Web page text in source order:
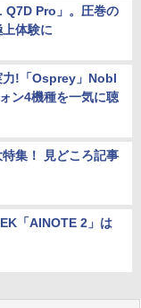
Q7D Pro」。圧巻の
体験に
力!「Osprey」Nobl
ン4機種を一気に聴
集！ 見どころ記事
「AINOTE 2」は